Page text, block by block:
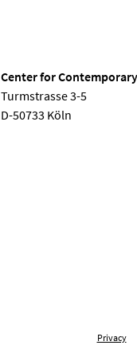
Center for
Turmstrasse 3-5
D-50733 Köln
Privacy